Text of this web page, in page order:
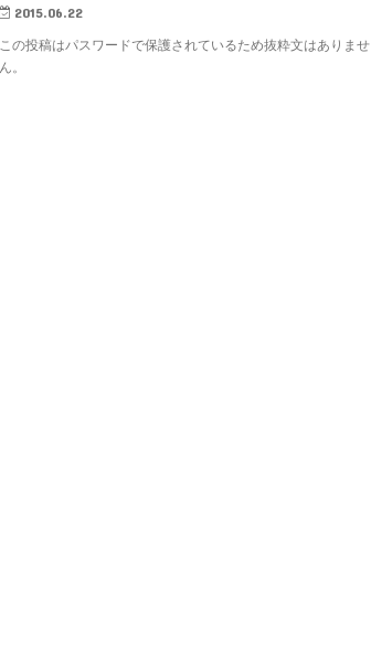
2015.06.22
この投稿はパスワードで保護されているため抜粋文はありませ
ん。